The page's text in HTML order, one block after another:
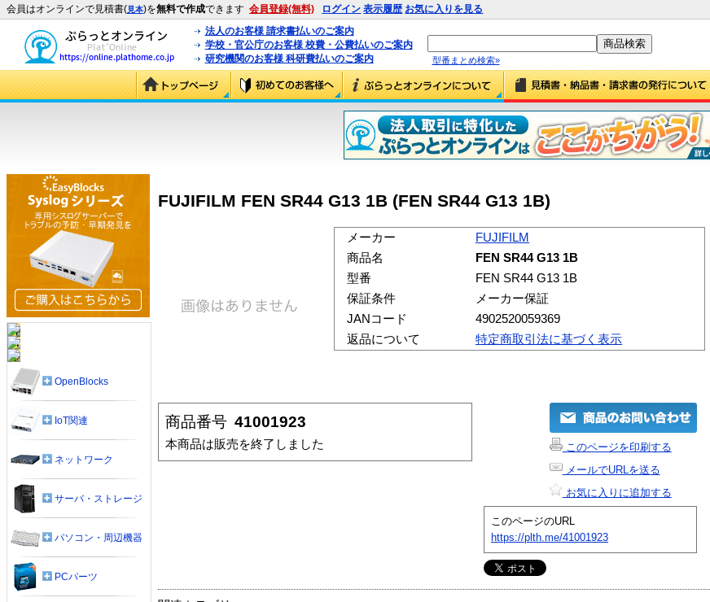
会員はオンラインで見積書(見本)を無料で作成できます 会員登録(無料) ログイン 表示履歴 お気に入りを見る
法人のお客様 請求書払いのご案内
学校・官公庁のお客様 校費・公費払いのご案内
研究機関のお客様 科研費払いのご案内
型番まとめ検索»
FUJIFILM FEN SR44 G13 1B (FEN SR44 G13 1B)
メーカー
FUJIFILM
商品名
FEN SR44 G13 1B
型番
FEN SR44 G13 1B
保証条件
メーカー保証
JANコード
4902520059369
返品について
特定商取引法に基づく表示
商品番号 41001923
本商品は販売を終了しました
このページを印刷する
メールでURLを送る
お気に入りに追加する
このページのURL
https://plth.me/41001923
OpenBlocks
IoT関連
ネットワーク
サーバ・ストレージ
パソコン・周辺機器
PCパーツ